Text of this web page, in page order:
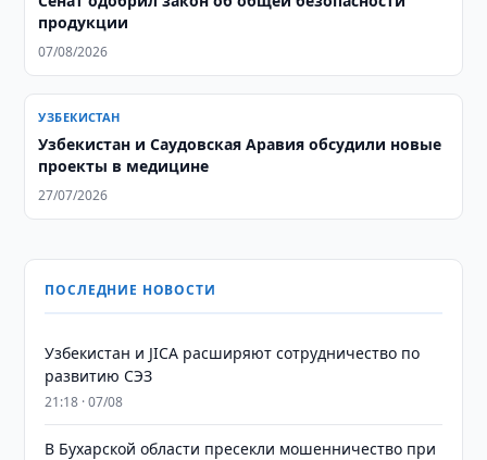
продукции
07/08/2026
УЗБЕКИСТАН
Узбекистан и Саудовская Аравия обсудили новые
проекты в медицине
27/07/2026
ПОСЛЕДНИЕ НОВОСТИ
Узбекистан и JICA расширяют сотрудничество по
развитию СЭЗ
21:18 · 07/08
В Бухарской области пресекли мошенничество при